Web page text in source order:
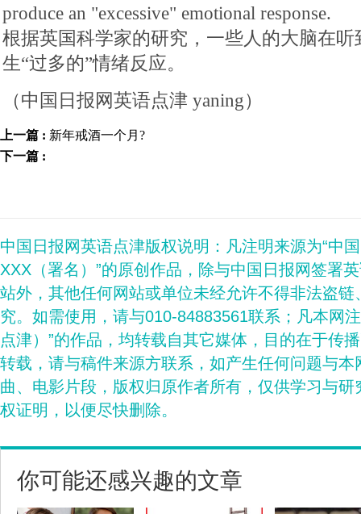
produce an "excessive" emotional response.
根据英国科学家的研究，一些人的大脑在
生“过多的”情绪反应。
（中国日报网英语点津 yaning）
上一篇 : 新年戒酒一个月?
下一篇 :
中国日报网英语点津版权说明：凡注明来源为“中
XXX（署名）”的原创作品，除与中国日报网签署
站外，其他任何网站或单位未经允许不得非法盗
究。如需使用，请与010-84883561联系；凡本网
点津）”的作品，均转载自其它媒体，目的在于传
转载，请与稿件来源方联系，如产生任何问题与
曲、电影片段，版权归原作者所有，仅供学习与
权证明，以便尽快删除。
你可能还感兴趣的文章